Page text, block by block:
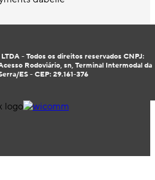
- Todos os direitos reservados CNPJ:
Rodoviário, sn, Terminal Intermodal da
ES - CEP: 29.161-376